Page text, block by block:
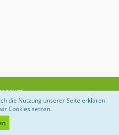
die Nutzung unserer Seite erklären
Cookies setzen.